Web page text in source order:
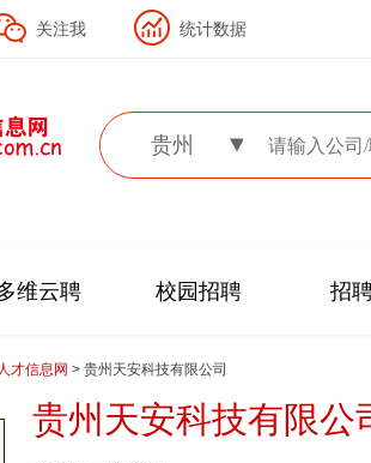
关注我 统计数据
贵州
维云聘 校园招聘 招
才信息网 > 贵州天安科技有限公司
贵州天安科技有限公